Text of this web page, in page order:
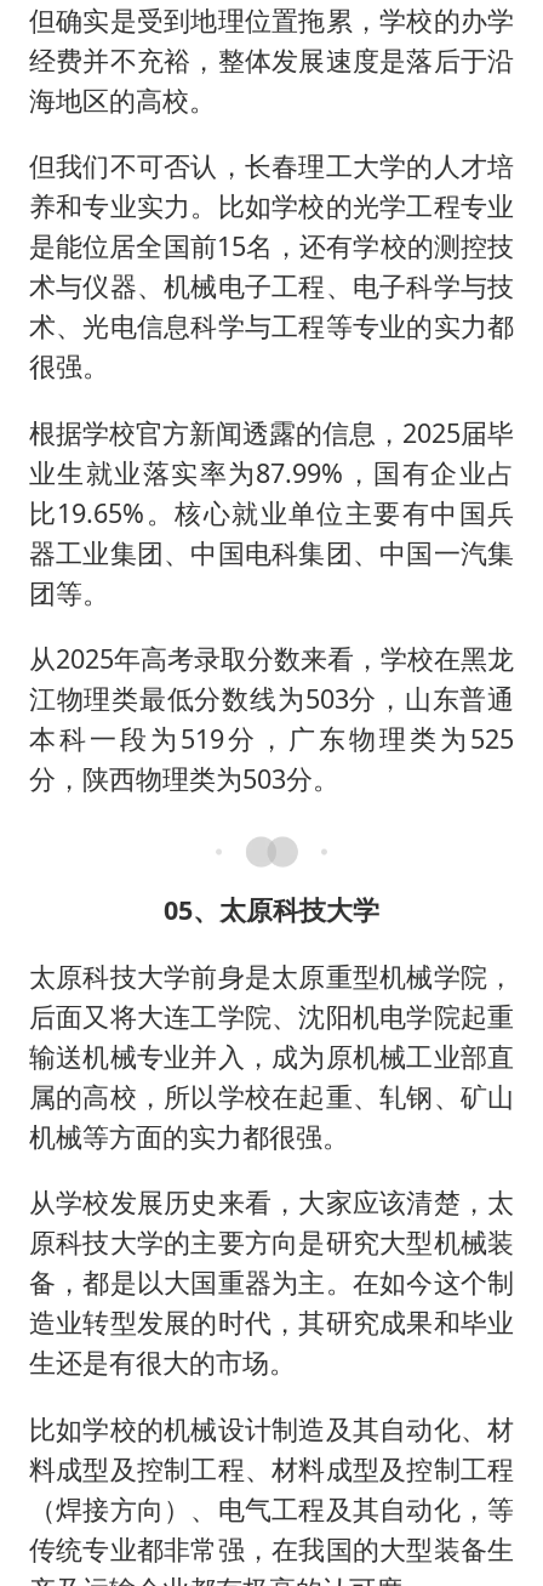
但确实是受到地理位置拖累，学校的办学
经费并不充裕，整体发展速度是落后于沿
海地区的高校。
但我们不可否认，长春理工大学的人才培
养和专业实力。比如学校的光学工程专业
是能位居全国前15名，还有学校的测控技
术与仪器、机械电子工程、电子科学与技
术、光电信息科学与工程等专业的实力都
很强。
根据学校官方新闻透露的信息，2025届毕
业生就业落实率为87.99%，国有企业占
比19.65%。核心就业单位主要有中国兵
器工业集团、中国电科集团、中国一汽集
团等。
从2025年高考录取分数来看，学校在黑龙
江物理类最低分数线为503分，山东普通
本科一段为519分，广东物理类为525
分，陕西物理类为503分。
05、太原科技大学
太原科技大学前身是太原重型机械学院，
后面又将大连工学院、沈阳机电学院起重
输送机械专业并入，成为原机械工业部直
属的高校，所以学校在起重、轧钢、矿山
机械等方面的实力都很强。
从学校发展历史来看，大家应该清楚，太
原科技大学的主要方向是研究大型机械装
备，都是以大国重器为主。在如今这个制
造业转型发展的时代，其研究成果和毕业
生还是有很大的市场。
比如学校的机械设计制造及其自动化、材
料成型及控制工程、材料成型及控制工程
（焊接方向）、电气工程及其自动化，等
传统专业都非常强，在我国的大型装备生